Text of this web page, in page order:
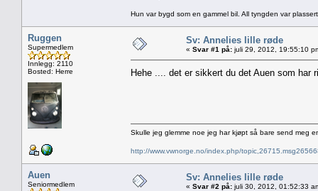
Hun var bygd som en gammel bil. All tyngden var
Ruggen
Supermedlem
Innlegg: 2110
Bosted: Herre
Sv: Annelies lille røde
« Svar #1 på: juli 29, 2012, 19:55:10
Hehe .... det er sikkert du det Auen som har
Skulle jeg glemme noe jeg har kjøpt så bare send meg
http://www.vwnorge.no/index.php/
Auen
Seniormedlem
Sv: Annelies lille røde
« Svar #2 på: juli 30, 2012, 01:52:33